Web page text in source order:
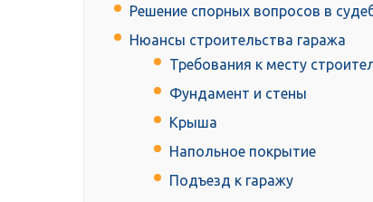
Решение спорных вопросов в
Нюансы строительства гаража
Требования к месту
Фундамент и стены
Крыша
Напольное покрытие
Подъезд к гаражу